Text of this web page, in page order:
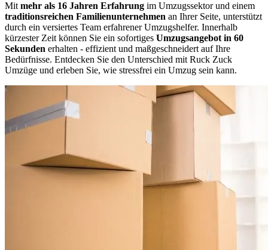
Mit mehr als 16 Jahren Erfahrung im Umzugssektor und einem
traditionsreichen Familienunternehmen an Ihrer Seite, unterstützt
durch ein versiertes Team erfahrener Umzugshelfer. Innerhalb
kürzester Zeit können Sie ein sofortiges Umzugsangebot in 60
Sekunden erhalten - effizient und maßgeschneidert auf Ihre
Bedürfnisse. Entdecken Sie den Unterschied mit Ruck Zuck
Umzüge und erleben Sie, wie stressfrei ein Umzug sein kann.